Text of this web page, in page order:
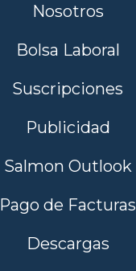
Nosotros
Bolsa Laboral
Suscripciones
Publicidad
Salmon Outlook
Pago de Facturas
Descargas